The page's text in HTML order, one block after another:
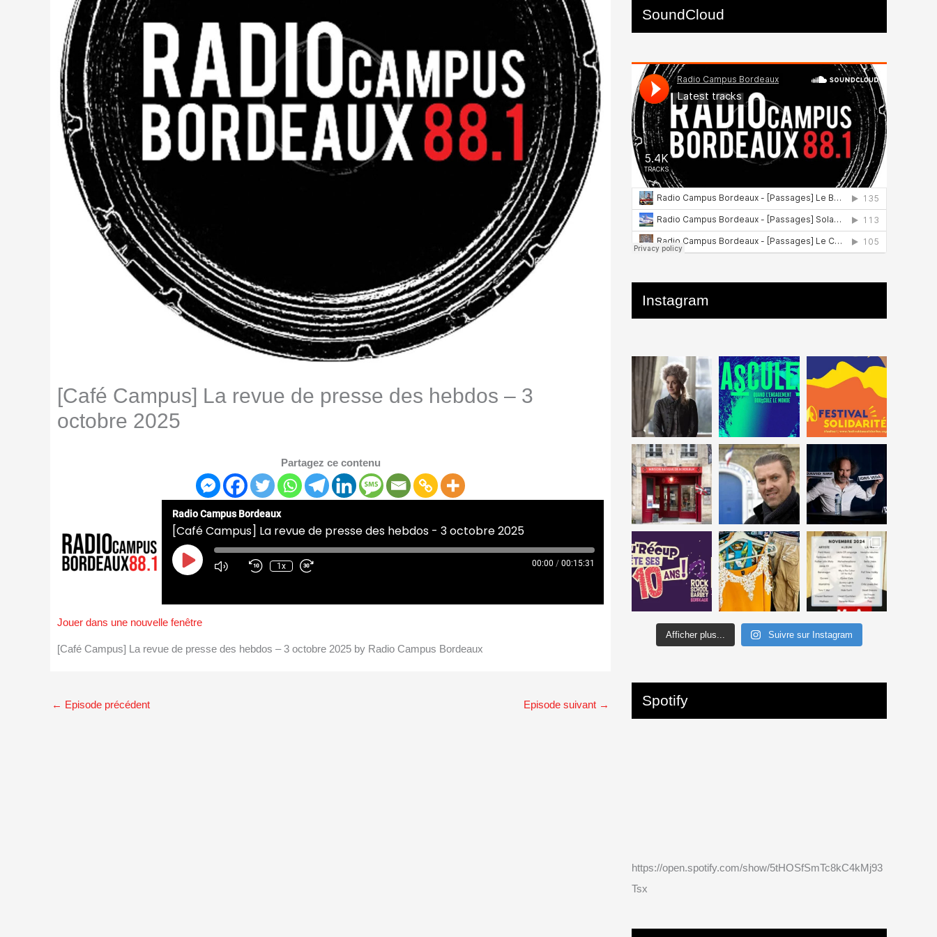
[Café Campus] La revue de presse des hebdos – 3
octobre 2025
Partagez ce contenu
Radio Campus Bordeaux
[Café Campus] La revue de presse des hebdos - 3 octobre 2025
Play
Episode
1x 00:00 / 00:15:31
Jouer dans une nouvelle fenêtre
[Café Campus] La revue de presse des hebdos – 3 octobre 2025 by Radio Campus Bordeaux
← Episode précédent Episode suivant →
SoundCloud
Instagram
Afficher plus... Suivre sur Instagram
Spotify
https://open.spotify.com/show/5tHOSfSmTc8kC4kMj93
Tsx